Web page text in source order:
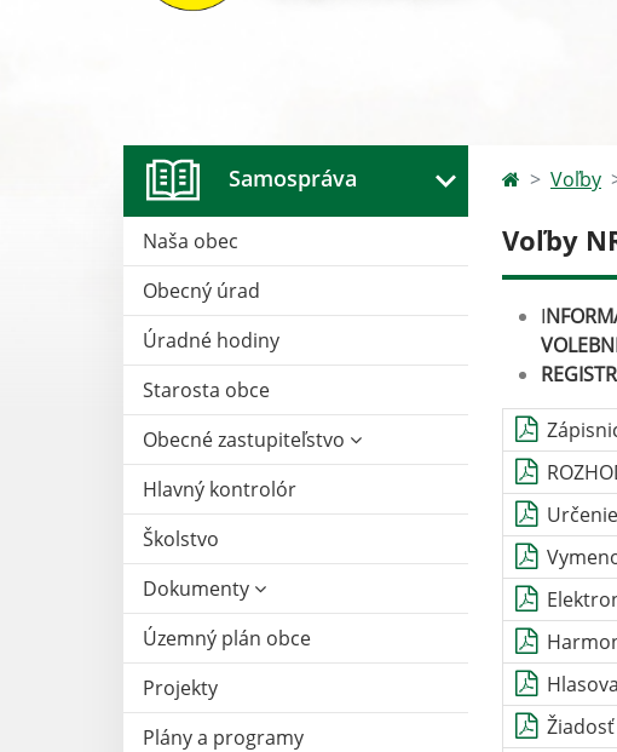
Samospráva
Naša obec
Obecný úrad
Úradné hodiny
Starosta obce
Obecné zastupiteľstvo
Hlavný kontrolór
Školstvo
Dokumenty
Územný plán obce
Projekty
Plány a programy
Voľby
Voľby
I